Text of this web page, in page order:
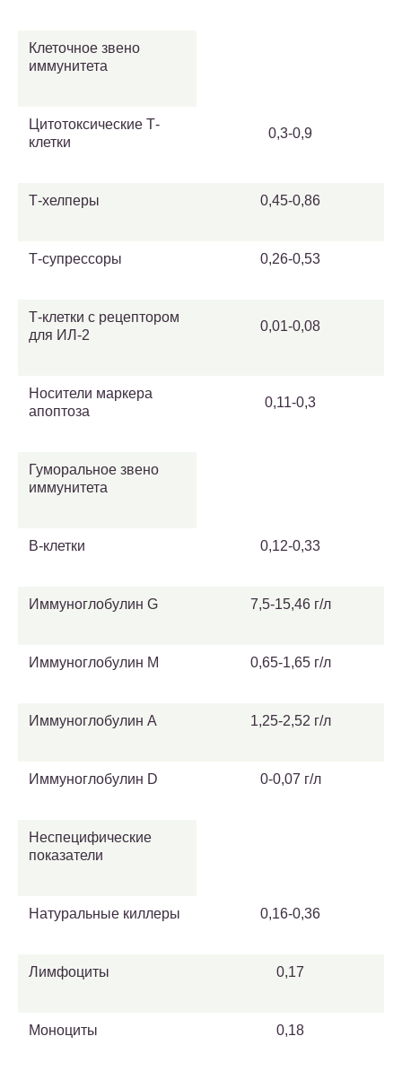
Клеточное звено
иммунитета
Цитотоксические Т-
клетки
0,3-0,9
Т-хелперы 0,45-0,86
Т-супрессоры 0,26-0,53
Т-клетки с рецептором
для ИЛ-2
0,01-0,08
Носители маркера
апоптоза
0,11-0,3
Гуморальное звено
иммунитета
В-клетки 0,12-0,33
Иммуноглобулин G 7,5-15,46 г/л
Иммуноглобулин М 0,65-1,65 г/л
Иммуноглобулин A 1,25-2,52 г/л
Иммуноглобулин D 0-0,07 г/л
Неспецифические
показатели
Натуральные киллеры 0,16-0,36
Лимфоциты 0,17
Моноциты 0,18